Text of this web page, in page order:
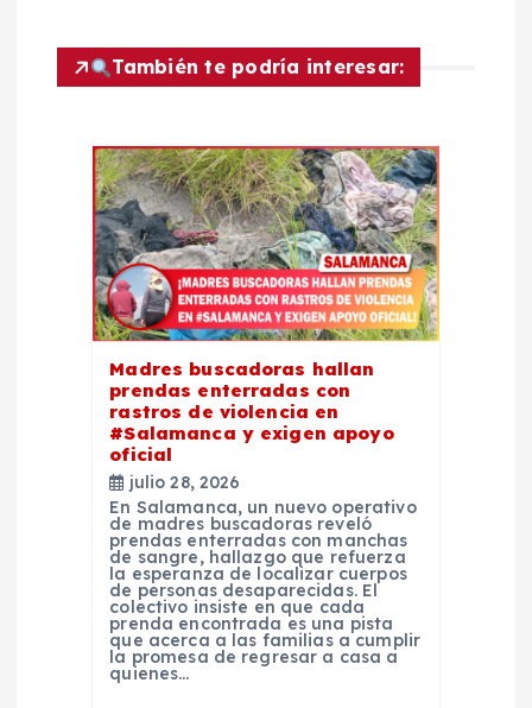
ó
También te podría interesar:
Madres buscadoras hallan
prendas enterradas con
rastros de violencia en
#Salamanca y exigen apoyo
oficial
julio 28, 2026
En Salamanca, un nuevo operativo
de madres buscadoras reveló
prendas enterradas con manchas
de sangre, hallazgo que refuerza
la esperanza de localizar cuerpos
de personas desaparecidas. El
colectivo insiste en que cada
prenda encontrada es una pista
que acerca a las familias a cumplir
la promesa de regresar a casa a
quienes…